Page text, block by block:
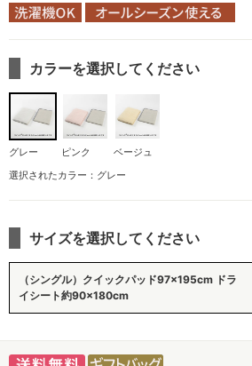
カラーを選択してください
グレー ピンク
ベージュ
選択されたカラー：グレー
サイズを選択してください
（シングル）クイックパッド97×195cm ドラ
イシート約90×180cm